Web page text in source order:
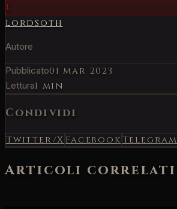
L
LordSoth
Autore
Pubblicato01 mar 2023
Lettura1 min
Condividi
Twitter/X Facebook Telegram
Articoli correlati